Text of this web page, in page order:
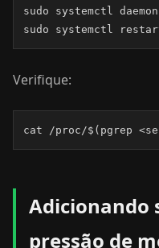
sudo systemctl
sudo systemctl
Verifique:
cat /proc/$(pgrep
Adicionando
pressão de